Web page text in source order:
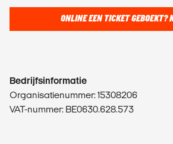
ONLINE EEN TICKET GEBOEKT?
Bedrijfsinformatie
Organisatienummer: 15308206
VAT-nummer: BE0630.628.573